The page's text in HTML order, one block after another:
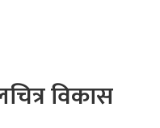
विकास